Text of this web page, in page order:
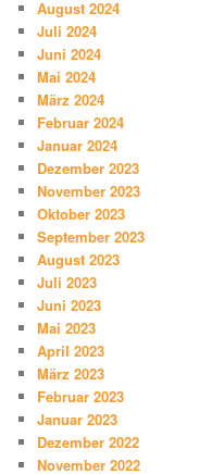
August 2024
Juli 2024
Juni 2024
Mai 2024
März 2024
Februar 2024
Januar 2024
Dezember 2023
November 2023
Oktober 2023
September 2023
August 2023
Juli 2023
Juni 2023
Mai 2023
April 2023
März 2023
Februar 2023
Januar 2023
Dezember 2022
November 2022